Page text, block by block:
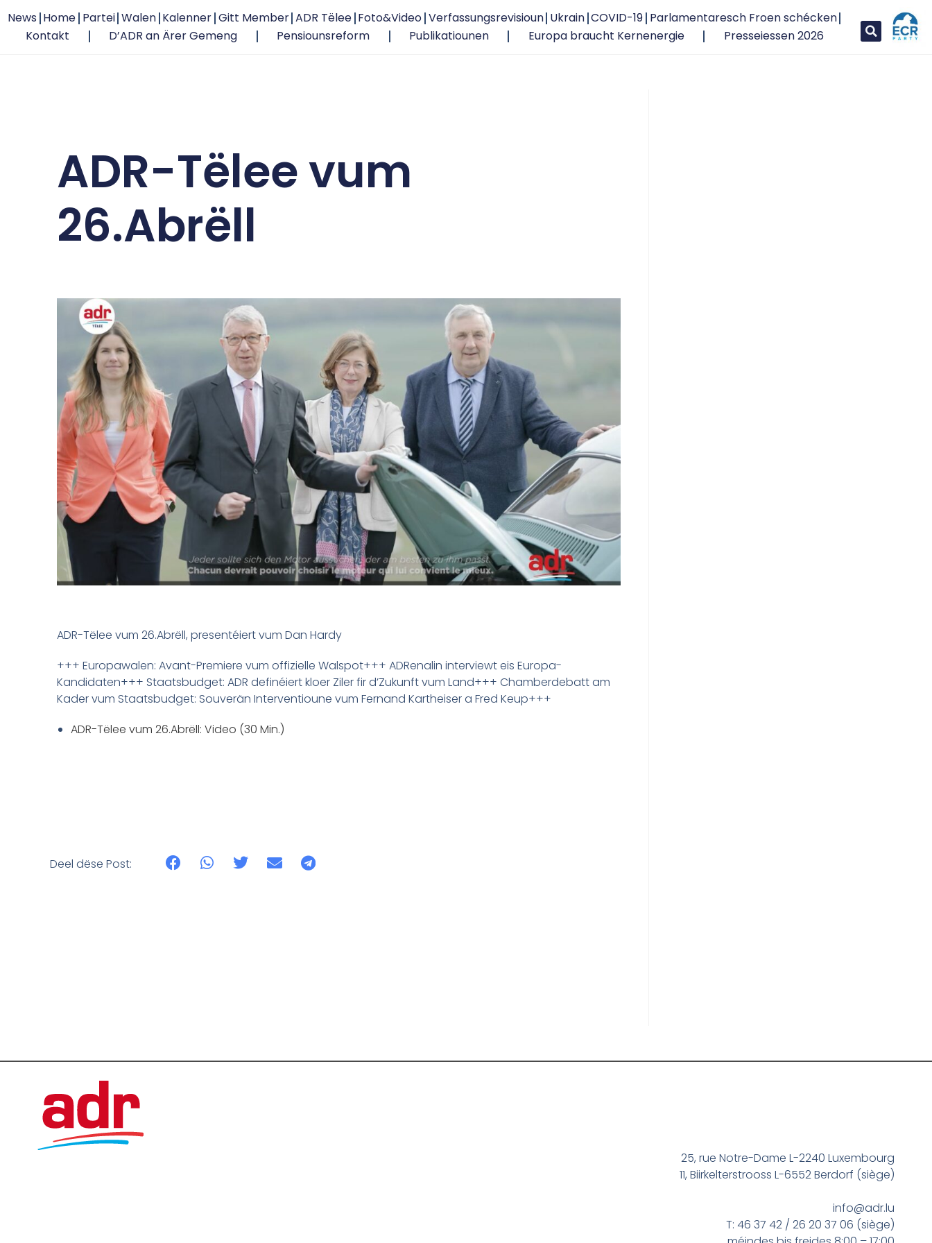
News Home Partei Walen Kalenner Gitt Member ADR Tëlee Foto&Video Verfassungsrevisioun Ukrain COVID-19 Parlamentaresch Froen schécken
Kontakt
D’ADR an Ärer Gemeng Pensiounsreform Publikatiounen Europa braucht Kernenergie Presseiessen 2026
ADR-Tëlee vum
26.Abrëll
ADR-Tëlee vum 26.Abrëll, presentéiert vum Dan Hardy
+++ Europawalen: Avant-Premiere vum offizielle Walspot+++ ADRenalin interviewt eis Europa-
Kandidaten+++ Staatsbudget: ADR definéiert kloer Ziler fir d’Zukunft vum Land+++ Chamberdebatt am
Kader vum Staatsbudget: Souverän Interventioune vum Fernand Kartheiser a Fred Keup+++
ADR-Tëlee vum 26.Abrëll: Video (30 Min.)
Deel dëse Post:
25, rue Notre-Dame L-2240 Luxembourg
11, Biirkelterstrooss L-6552 Berdorf (siège)
info@adr.lu
T: 46 37 42 / 26 20 37 06 (siège)